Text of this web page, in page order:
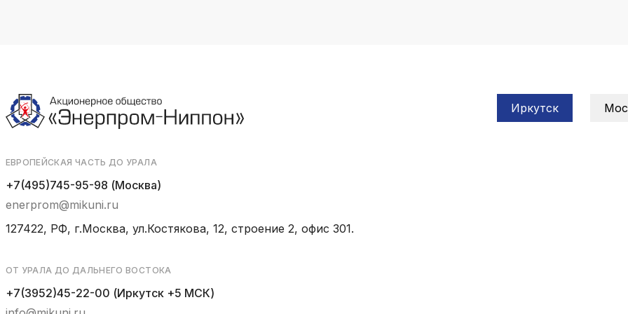
ЕВРОПЕЙСКАЯ ЧАСТЬ ДО УРАЛА
+7(495)745-95-98 (Москва)
enerprom@mikuni.ru
127422, РФ, г.Москва, ул.Костякова, 12, строение 2, офис 301.
ОТ УРАЛА ДО ДАЛЬНЕГО ВОСТОКА
+7(3952)45-22-00 (Иркутск +5 МСК)
Иркутск